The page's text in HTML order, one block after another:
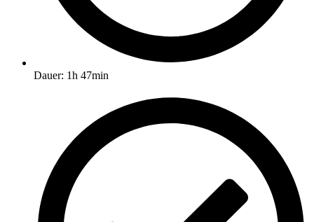
Dauer: 1h 47min